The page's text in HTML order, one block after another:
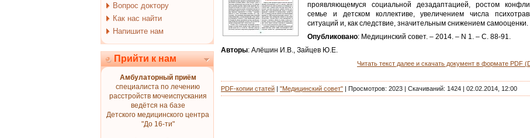
Вопрос доктору
Как нас найти
Напишите нам
Прийти к нам
Амбулаторный приём
специалиста по лечению
расстройств мочеиспускания
ведётся на базе
Детского медицинского центра
"До 16-ти"
проявляющемуся социальной дезадаптацией, ростом
семье и детском коллективе, увеличением числа
ситуаций и, как следствие, значительным снижением самооценки.
Опубликовано: Медицинский совет. – 2014. – N 1. – С. 88-91.
Авторы: Алёшин И.В., Зайцев Ю.Е.
Читать текст далее и скачать документ в формате PDF
PDF-копии статей | "Медицинский совет" | Просмотров: 2023 | Скачиваний: 1424 | 02.02.2014, 12:00